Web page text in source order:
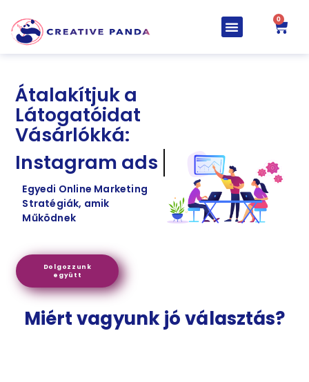
0
Átalakítjuk a
Látogatóidat
Vásárlókká:
Webdesign
Egyedi Online Marketing
Stratégiák, amik
Működnek
Dolgozzunk
együtt
Miért vagyunk jó választás?